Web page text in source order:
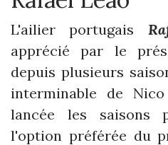
L'ailier portugais
apprécié par le
depuis plusieurs
interminable de
lancée les saisons
l'option préférée du